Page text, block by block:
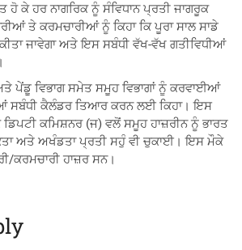
ਕੇ ਹਰ ਨਾਗਰਿਕ ਨੂੰ ਸੰਵਿਧਾਨ ਪ੍ਰਤੀ ਜਾਗਰੂਕ
ਤੇ ਕਰਮਚਾਰੀਆਂ ਨੂੰ ਕਿਹਾ ਕਿ ਪੂਰਾ ਸਾਲ ਸਾਡੇ
ਜਾਵੇਗਾ ਅਤੇ ਇਸ ਸਬੰਧੀ ਵੱਖ-ਵੱਖ ਗਤੀਵਿਧੀਆਂ
ਪੇਂਡੂ ਵਿਭਾਗ ਸਮੇਤ ਸਮੂਹ ਵਿਭਾਗਾਂ ਨੂੰ ਕਰਵਾਈਆਂ
ਸਬੰਧੀ ਕੈਲੰਡਰ ਤਿਆਰ ਕਰਨ ਲਈ ਕਿਹਾ। ਇਸ
ਕਮਿਸ਼ਨਰ (ਜ) ਵਲੋਂ ਸਮੂਹ ਹਾਜ਼ਰੀਨ ਨੂੰ ਭਾਰਤ
ਅਤੇ ਅਖੰਡਤਾ ਪ੍ਰਤੀ ਸਹੁੰ ਵੀ ਚੁਕਾਈ। ਇਸ ਮੌਕੇ
ਕਰਮਚਾਰੀ ਹਾਜ਼ਰ ਸਨ।